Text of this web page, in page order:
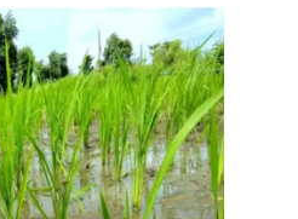
योजना
21वीं
किस्त
में